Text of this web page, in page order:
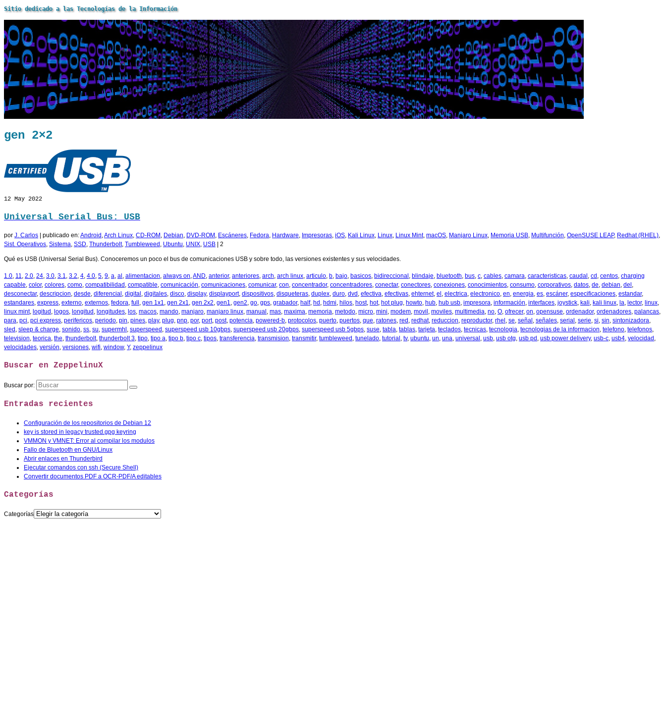
Sitio dedicado a las Tecnologías de la Información
gen 2×2
12 May 2022
Universal Serial Bus: USB
por J. Carlos publicado en:Android ,Arch Linux, CD-ROM , Debian, DVD-ROM , Escáneres, Fedora, Hardware, Impresoras, iOS, Kali Linux, Linux, Linux Mint, macOS, Manjaro Linux, Memoria USB, Multifunción, OpenSUSE LEAP, Redhat (RHEL),
Sist. Operativos, Sistema, SSD, Thunderbolt, Tumbleweed , Ubuntu, UNIX, USB 2
Qué es USB (Universal Serial Bus). Conoceremos un poco el bus de comunicaciones USB y sobre todo, las versiones existentes y sus velocidades.
1.0, 11, 2.0, 24, 3.0, 3.1, 3.2, 4, 4.0, 5, 9, a, al , alimentacion, always on,AND, anterior, anteriores, arch, arch linux, articulo, b, bajo, basicos, bidireccional , blindaje, bluetooth, bus, c, cables, camara, caracteristicas, caudal , cd , centos, charging
capable, color, colores, como, compatibilidad , compatible, comunicación, comunicaciones, comunicar, con, concentrador, concentradores, conectar, conectores, conexiones, conocimientos, consumo, corporativos, datos, de, debian, del ,
desconectar, descripcion, desde, diferencial , digital , digitales, disco, display, displayport, dispositivos, disqueteras, duplex, duro, dvd , efectiva, efectivas, ehternet, el , electrica, electronico, en, energia, es, escáner, especificaciones, estandar,
estandares, express, externo, externos, fedora, full , gen 1x1, gen 2x1, gen 2x2, gen1, gen2, go, gps, grabador, half, hd , hdmi, hilos, host, hot, hot plug, howto, hub, hub usb, impresora, información, interfaces, joystick, kali, kali linux, la, lector, linux,
linux mint, logitud , logos, longitud , longitudes, los, macos, mando, manjaro, manjaro linux, manual , mas, maxima, memoria, metodo, micro, mini, modem, movil , moviles, multimedia, no, O, ofrecer, on, opensuse, ordenador, ordenadores, palancas,
para, pci, pci express, perifericos, periodo, pin, pines, play, plug, pnp, por, port, post, potencia, powered-b, protocolos, puerto, puertos, que, ratones, red , redhat, reduccion, reproductor, rhel , se, señal , señales, serial , serie, si, sin, sintonizadora,
sled , sleep & charge, sonido, ss, su, supermhl , superspeed , superspeed usb 10gbps, superspeed usb 20gbps, superspeed usb 5gbps, suse, tabla, tablas, tarjeta, teclados, tecnicas, tecnologia, tecnologias de la informacion, telefono, telefonos,
television, teorica, the, thunderbolt, thunderbolt 3, tipo, tipo a, tipo b, tipo c, tipos, transferencia, transmision, transmitir, tumbleweed , tunelado, tutorial , tv, ubuntu, un, una, universal , usb, usb otg, usb pd , usb power delivery, usb-c, usb4, velocidad ,
velocidades, versión, versiones, wifi, window, Y, zeppelinux
Buscar en ZeppelinuX
Buscar por:
Entradas recientes
Configuración de los repositorios de Debian 12
key is stored in legacy trusted.gpg keyring
VMMON y VMNET: Error al compilar los modulos
Fallo de Bluetooth en GNU/Linux
Abrir enlaces en Thunderbird
Ejecutar comandos con ssh (Secure Shell)
Convertir documentos PDF a OCR-PDF/A editables
Categorías
Categorías